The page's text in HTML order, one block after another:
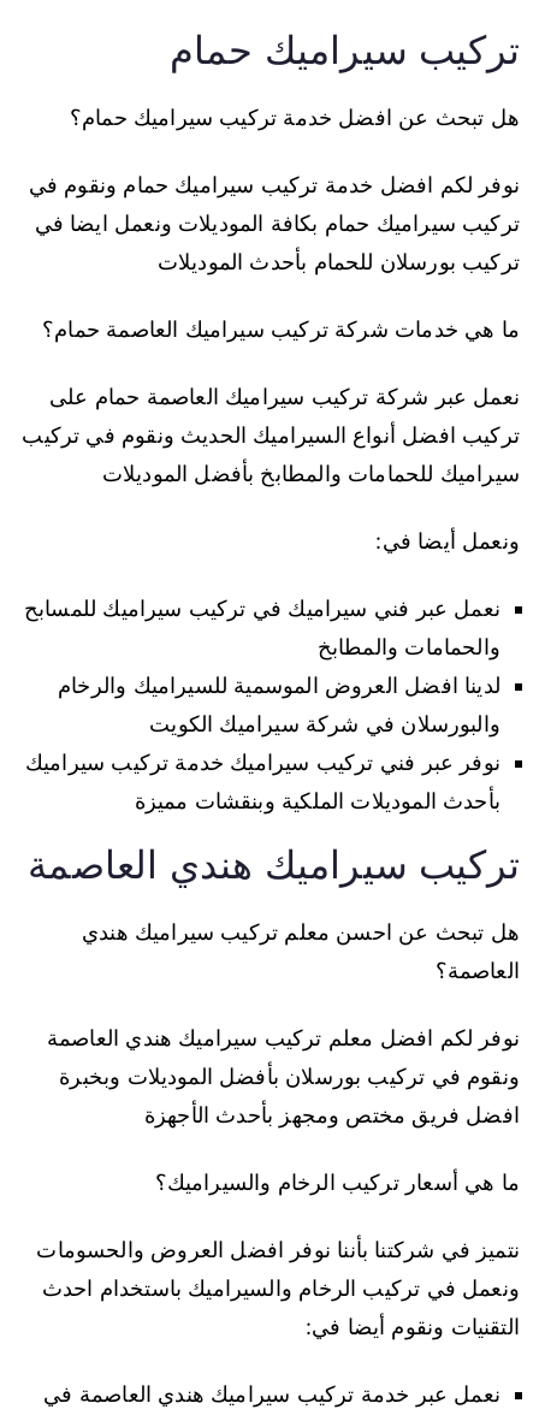
تركيب سيراميك حمام
هل تبحث عن افضل خدمة تركيب سيراميك حمام؟
نوفر لكم افضل خدمة تركيب سيراميك حمام ونقوم في
تركيب سيراميك حمام بكافة الموديلات ونعمل ايضا في
تركيب بورسلان للحمام بأحدث الموديلات
ما هي خدمات شركة تركيب سيراميك العاصمة حمام؟
نعمل عبر شركة تركيب سيراميك العاصمة حمام على
تركيب افضل أنواع السيراميك الحديث ونقوم في تركيب
سيراميك للحمامات والمطابخ بأفضل الموديلات
ونعمل أيضا في:
نعمل عبر فني سيراميك في تركيب سيراميك للمسابح
والحمامات والمطابخ
لدينا افضل العروض الموسمية للسيراميك والرخام
والبورسلان في شركة سيراميك الكويت
نوفر عبر فني تركيب سيراميك خدمة تركيب سيراميك
بأحدث الموديلات الملكية وبنقشات مميزة
تركيب سيراميك هندي العاصمة
هل تبحث عن احسن معلم تركيب سيراميك هندي
العاصمة؟
نوفر لكم افضل معلم تركيب سيراميك هندي العاصمة
ونقوم في تركيب بورسلان بأفضل الموديلات وبخبرة
افضل فريق مختص ومجهز بأحدث الأجهزة
ما هي أسعار تركيب الرخام والسيراميك؟
نتميز في شركتنا بأننا نوفر افضل العروض والحسومات
ونعمل في تركيب الرخام والسيراميك باستخدام احدث
التقنيات ونقوم أيضا في:
نعمل عبر خدمة تركيب سيراميك هندي العاصمة في